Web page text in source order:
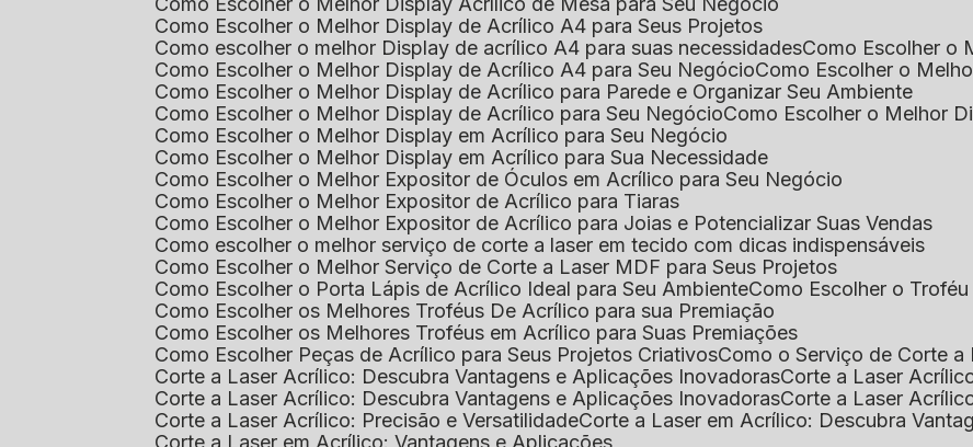
Como Escolher o Melhor Display de Acrílico A4 para Seus Projetos
Como escolher o melhor Display de acrílico A4 para suas necessidades
Como Escolher
Como Escolher o Melhor Display de Acrílico A4 para Seu Negócio
Como Escolher o
Como Escolher o Melhor Display de Acrílico para Parede e Organizar Seu Ambiente
Como Escolher o Melhor Display de Acrílico para Seu Negócio
Como Escolher o Melhor
Como Escolher o Melhor Display em Acrílico para Seu Negócio
Como Escolher o Melhor Display em Acrílico para Sua Necessidade
Como Escolher o Melhor Expositor de Óculos em Acrílico para Seu Negócio
Como Escolher o Melhor Expositor de Acrílico para Tiaras
Como Escolher o Melhor Expositor de Acrílico para Joias e Potencializar Suas Vendas
Como escolher o melhor serviço de corte a laser em tecido com dicas indispensáveis
Como Escolher o Melhor Serviço de Corte a Laser MDF para Seus Projetos
Como Escolher o Porta Lápis de Acrílico Ideal para Seu Ambiente
Como Escolher o
Como Escolher os Melhores Troféus De Acrílico para sua Premiação
Como Escolher os Melhores Troféus em Acrílico para Suas Premiações
Como Escolher Peças de Acrílico para Seus Projetos Criativos
Como o Serviço de Corte
Corte a Laser Acrílico: Descubra Vantagens e Aplicações Inovadoras
Corte a Laser
Corte a Laser Acrílico: Descubra Vantagens e Aplicações Inovadoras
Corte a Laser
Corte a Laser Acrílico: Precisão e Versatilidade
Corte a Laser em Acrílico: Descubra
Corte a Laser em Acrílico: Vantagens e Aplicações